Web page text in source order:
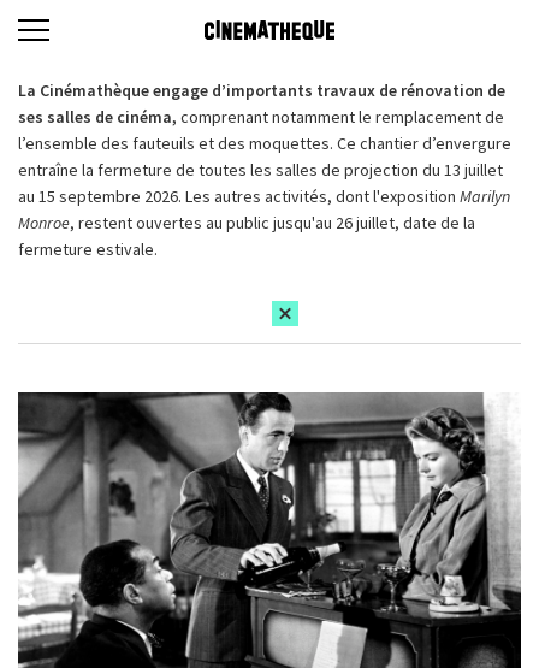
La Cinémathèque engage d’importants travaux de rénovation de
ses salles de cinéma, comprenant notamment le remplacement de
l’ensemble des fauteuils et des moquettes. Ce chantier d’envergure
entraîne la fermeture de toutes les salles de projection du 13 juillet
au 15 septembre 2026. Les autres activités, dont l'exposition Marilyn
Monroe, restent ouvertes au public jusqu'au 26 juillet, date de la
fermeture estivale.